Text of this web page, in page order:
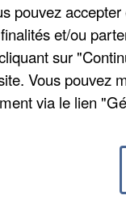
la famille des
a été
Le maire de
plus vite à la
».
pouvez
et/ou
sur
Vous pouvez
via le lien